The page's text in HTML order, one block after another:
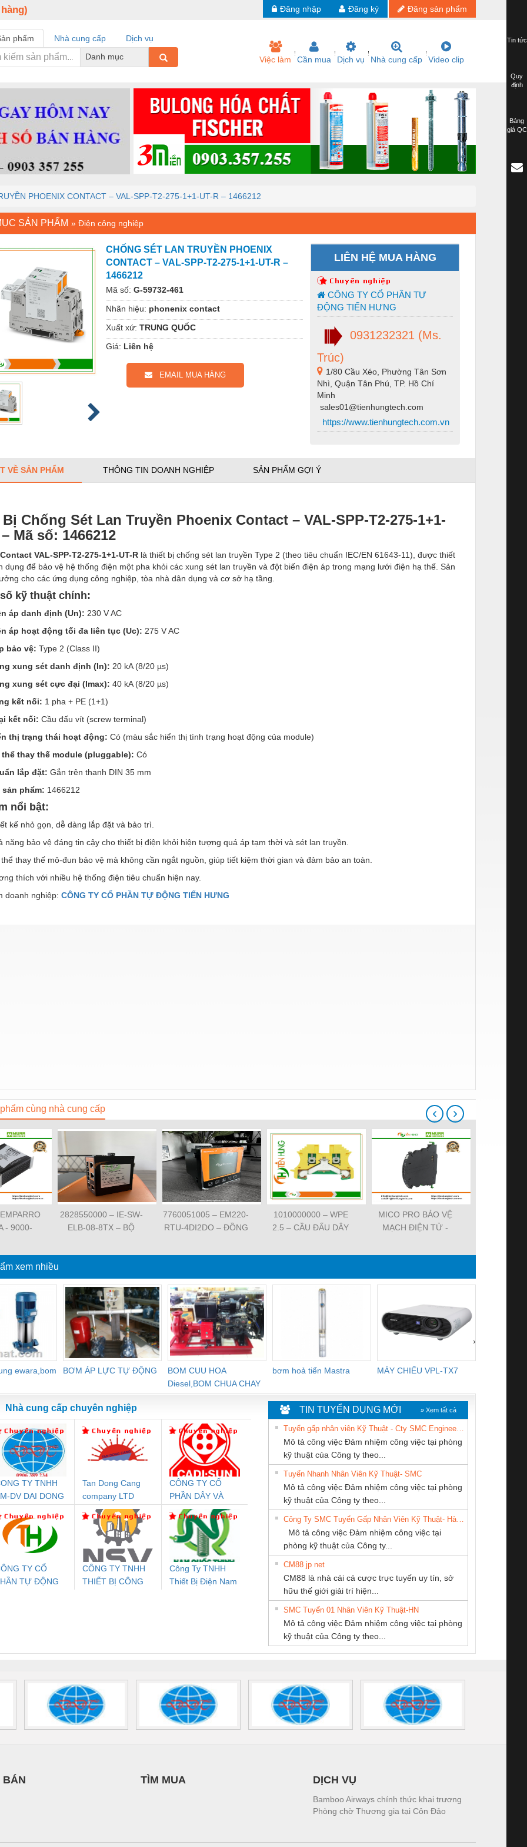
Đăng sản phẩm
Đăng ký
Đăng nhập
phẩm Nhà cung cấp
Dịch vụ
Danh mục
Việc làm Cần mua Dịch vụ Nhà cung cấp Video clip
PHOENIX CONTACT – VAL-SPP-T2-275-1+1-UT-R – 1466212
SẢN PHẨM » Điện công nghiệp
CHỐNG SÉT LAN TRUYỀN PHOENIX
CONTACT – VAL-SPP-T2-275-1+1-UT-R –
1466212
Mã số: G-59732-461
Nhãn hiệu: phonenix contact
Xuất xứ: TRUNG QUỐC
Giá: Liên hệ
EMAIL MUA HÀNG
LIÊN HỆ MUA HÀNG
CÔNG TY CỔ PHẦN TỰ
ĐỘNG TIẾN HƯNG
0931232321 (Ms.
Trúc)
1/80 Cầu Xéo, Phường Tân Sơn
Nhì, Quận Tân Phú, TP. Hồ Chí
Minh
sales01@tienhungtech.com
https://www.tienhungtech.com.vn
VỀ SẢN PHẨM THÔNG TIN DOANH NGHIỆP SẢN PHẨM GỢI Ý
Chống Sét Lan Truyền Phoenix Contact – VAL-SPP-T2-275-1+1-
Mã số: 1466212
VAL-SPP-T2-275-1+1-UT-R là thiết bị chống sét lan truyền Type 2 (theo tiêu chuẩn IEC/EN 61643-11), được thiết
dụng để bảo vệ hệ thống điện một pha khỏi các xung sét lan truyền và đột biến điện áp trong mạng lưới điện hạ thế. Sản
cho các ứng dụng công nghiệp, tòa nhà dân dụng và cơ sở hạ tầng.
kỹ thuật chính:
áp danh định (Un): 230 V AC
áp hoạt động tối đa liên tục (Uc): 275 V AC
bảo vệ: Type 2 (Class II)
xung sét danh định (In): 20 kA (8/20 µs)
xung sét cực đại (Imax): 40 kA (8/20 µs)
kết nối: 1 pha + PE (1+1)
kết nối: Cầu đấu vít (screw terminal)
thị trạng thái hoạt động: Có (màu sắc hiển thị tình trạng hoạt động của module)
thể thay thế module (pluggable): Có
lắp đặt: Gắn trên thanh DIN 35 mm
sản phẩm: 1466212
nổi bật:
kế nhỏ gọn, dễ dàng lắp đặt và bảo trì.
năng bảo vệ đáng tin cậy cho thiết bị điện khỏi hiện tượng quá áp tạm thời và sét lan truyền.
thay thế mô-đun bảo vệ mà không cần ngắt nguồn, giúp tiết kiệm thời gian và đảm bảo an toàn.
thích với nhiều hệ thống điện tiêu chuẩn hiện nay.
doanh nghiệp: CÔNG TY CỔ PHẦN TỰ ĐỘNG TIẾN HƯNG
cùng nhà cung cấp
- 9000-
IP67
1-
2828550000 – IE-SW-
ELB-08-8TX – BỘ
RJ45 – WEIDMULLER
7760051005 – EM220-
RTU-4DI2DO – ĐỒNG
ĐO ĐIỆN ÁP –
1010000000 – WPE
2.5 – CẦU ĐẤU DÂY
WEIDMULLER-
MICO PRO BẢO VỆ
MẠCH ĐIỆN TỬ -
MICO PRO
CIRCUIT
CHANNELS
‹ ›
xem nhiều
ewara,bom
BƠM ÁP LỰC TỰ ĐỘNG
BOM CUU HOA
Diesel,BOM CHUA CHAY
bơm hoả tiển Mastra MÁY CHIẾU VPL-TX7
›
An Toàn
Contact
1NO-
24DC-SP -
Rơ Le An Toàn
Phoenix Contact
PSR-SCP-
24UC/ESL4/3X1/1X2/B
- 2981059
Điện AC
Mô-đun Ắc Quy UPS
Bộ Lặp Tín Hiệu
PROFIBUS Phoenix
Contact PSI-REP-
PROFIBUS/12MB -
2708863
Rơ Le An Toàn
Phoenix Contact
2986960 – PSR-
SCP-
24DC/FSP/2X1/1X2
Rơ Le An Toàn
Bộ giám sát chuỗi
tấm pin
TRANSCLINIC 16I+
1K5 H (2502520000)
Bộ giám sát chuỗi
tấm pin
TRANSCLINIC 16I+
1K5 L (2433950000)
Bộ giám sát dòng
TRANSCLINIC 16I+
(2008130000)
Bộ chỉnh lưu nguồn
điện TRANSCLINIC
BKE 1K5.4
(7791400879)2. Giá
Nẹp nhôm chống
trơn Đà Nẵng
Nhà cung cấp chuyên nghiệp
TY TNHH
DV DAI DONG
Tan Dong Cang
company LTD
CÔNG TY CỔ
PHẦN DÂY VÀ
CÁP ĐIỆN
THƯỢNG ĐÌNH
TY CỔ
TỰ ĐỘNG
CÔNG TY TNHH
THIẾT BỊ CÔNG
Công Ty TNHH
Thiết Bị Điện Nam
CÔNG TY TNHH
THƯƠNG MẠI
THIÊN ÂN VIỆT
NAM
CÔNG TY TNHH
KINH DOANH
DỊCH VỤ XNK
PHƯƠNG NAM
CÔNG TY CP TỰ
HƯNG
Công ty TNHH
Thương Mại SX Ba
Ba Miền
THƯƠNG MẠI
GIA HƯNG PHÁT
TIN TUYỂN DỤNG MỚI » Xem tất cả
Mô tả công việc Đảm nhiệm công việc tại phòng
kỹ thuật của Công ty theo...
Tuyển Nhanh Nhân Viên Kỹ Thuật- SMC
Mô tả công việc Đảm nhiệm công việc tại phòng
kỹ thuật của Công ty theo...
Mô tả công việc Đảm nhiệm công việc tại
phòng kỹ thuật của Công ty...
CM88 jp net
CM88 là nhà cái cá cược trực tuyến uy tín, sở
hữu thế giới giải trí hiện...
SMC Tuyển 01 Nhân Viên Kỹ Thuật-HN
Mô tả công việc Đảm nhiệm công việc tại phòng
kỹ thuật của Công ty theo...
BÁN TÌM MUA DỊCH VỤ
Bamboo Airways chính thức khai trương
Phòng chờ Thương gia tại Côn Đảo
Tin tức
Quy
định
Bảng
giá QC